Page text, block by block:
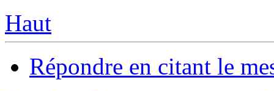
Haut
Répondre en citant le